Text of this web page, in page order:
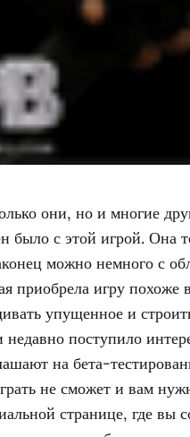
они, но и многие
было с этой игрой. Она
можно немного с
приобрела игру похоже
упущенное и
поступило
на бета-
не сможет и вам
странице, где вы